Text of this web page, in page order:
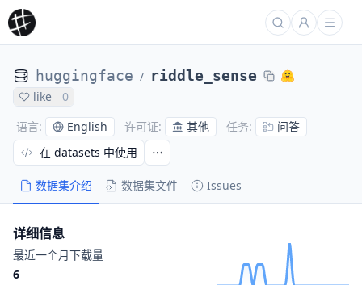
huggingface / riddle_sense
like
0
语言: English 许可证: 其他 任务: 问答
数据集介绍 数据集文件 Issues
在 datasets 中使用
详细信息
最近一个月下载量
6